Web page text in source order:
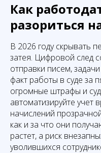
Как
разориться
В 2026 году скрывать
затея. Цифровой след
отправки писем,
факт работы в суде за
огромные штрафы и
автоматизируйте учет
начислений
как и за что они
растет, а риск
уволившихся